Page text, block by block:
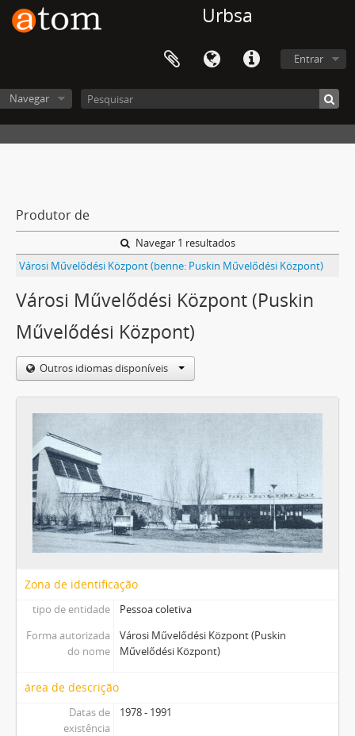
Urbsa
Entrar
Navegar
Produtor de
Navegar 1 resultados
Városi Művelődési Központ (benne: Puskin Művelődési Központ)
Városi Művelődési Központ (Puskin
Művelődési Központ)
Outros idiomas disponíveis
Zona de identificação
tipo de entidade
Pessoa coletiva
Forma autorizada
do nome
Városi Művelődési Központ (Puskin
Művelődési Központ)
área de descrição
Datas de
existência
1978 - 1991